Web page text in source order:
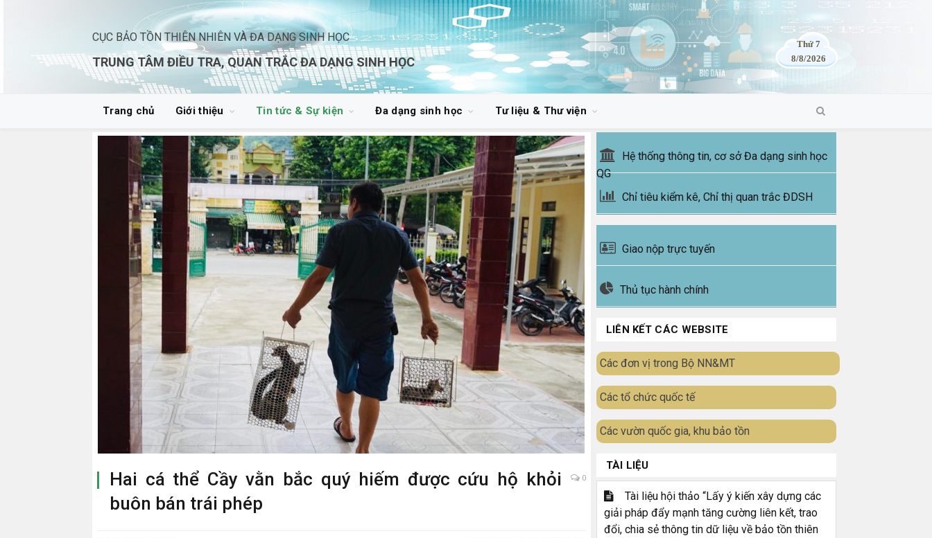
CỤC BẢO TỒN THIÊN NHIÊN VÀ ĐA DẠNG SINH HỌC
TRUNG TÂM ĐIỀU TRA, QUAN TRẮC ĐA DẠNG SINH HỌC
Thứ 7
8/8/2026
Trang chủ Giới thiệu Tin tức & Sự kiện Đa dạng sinh học Tư liệu & Thư viện
Hai cá thể Cầy vằn bắc quý hiếm được cứu hộ khỏi
buôn bán trái phép
0
Hệ thống thông tin, cơ sở Đa dạng sinh học
QG
Chỉ tiêu kiểm kê, Chỉ thị quan trắc ĐDSH
Giao nộp trực tuyến
Thủ tục hành chính
LIÊN KẾT CÁC WEBSITE
Các đơn vị trong Bộ NN&MT
Các tổ chức quốc tế
Các vườn quốc gia, khu bảo tồn
TÀI LIỆU
Tài liệu hội thảo “Lấy ý kiến xây dựng các
giải pháp đẩy mạnh tăng cường liên kết, trao
đổi, chia sẻ thông tin dữ liệu về bảo tồn thiên